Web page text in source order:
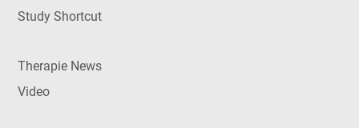
Study Shortcut
Therapie News
Video